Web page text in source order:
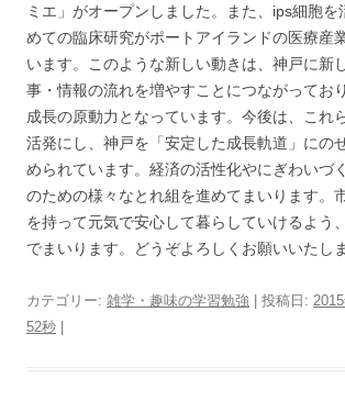
ミエ」がオープンしました。また、ips細胞を
めての臨床研究がポートアイランドの医療産
います。このような新しい動きは、神戸に新
事・情報の流れを増やすことにつながってお
成長の原動力となっています。今後は、これ
活発にし、神戸を「安定した成長軌道」にの
められています。経済の活性化やにぎわいづ
のための様々なとれ組を進めてまいります。
を持って元気で安心して暮らしていけるよう
でまいります。どうぞよろしくお願いいたしま
カテゴリー: 雑学・趣味の学習勉強 | 投稿日:
52秒